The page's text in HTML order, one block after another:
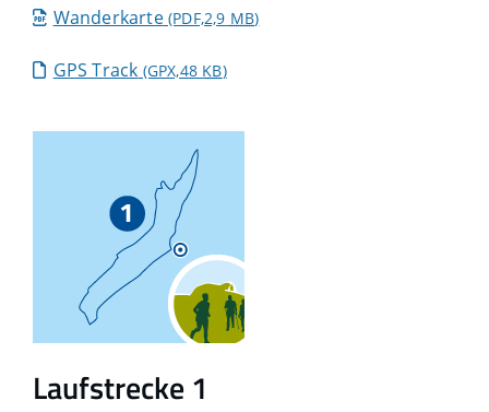
Wanderkarte(PDF,2,9 MB)
GPS Track (GPX,48 KB)
Laufstrecke 1